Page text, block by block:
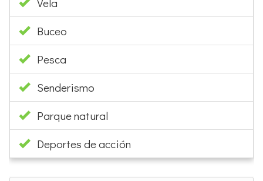
Buceo
Pesca
Senderismo
Parque natural
Deportes de acción